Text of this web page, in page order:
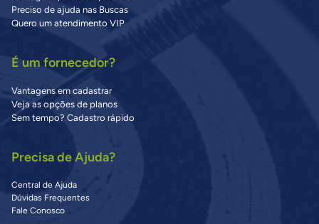
Preciso de ajuda nas Buscas
Quero um atendimento VIP
É um fornecedor?
Vantagens em cadastrar
Veja as opções de planos
Sem tempo? Cadastro rápido
Precisa de Ajuda?
Central de Ajuda
Dúvidas Frequentes
Fale Conosco